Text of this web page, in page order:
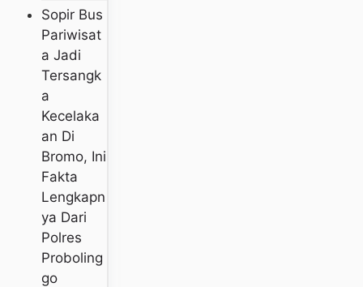
Sopir Bus
Pariwisat
A Jadi
Tersangk
A
Kecelaka
An Di
Bromo, Ini
Fakta
Lengkapn
Ya Dari
Polres
Proboling
Go